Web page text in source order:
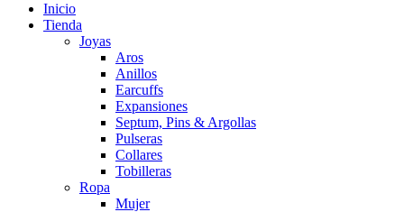
Inicio
Tienda
Joyas
Aros
Anillos
Earcuffs
Expansiones
Septum, Pins & Argollas
Pulseras
Collares
Tobilleras
Ropa
Mujer